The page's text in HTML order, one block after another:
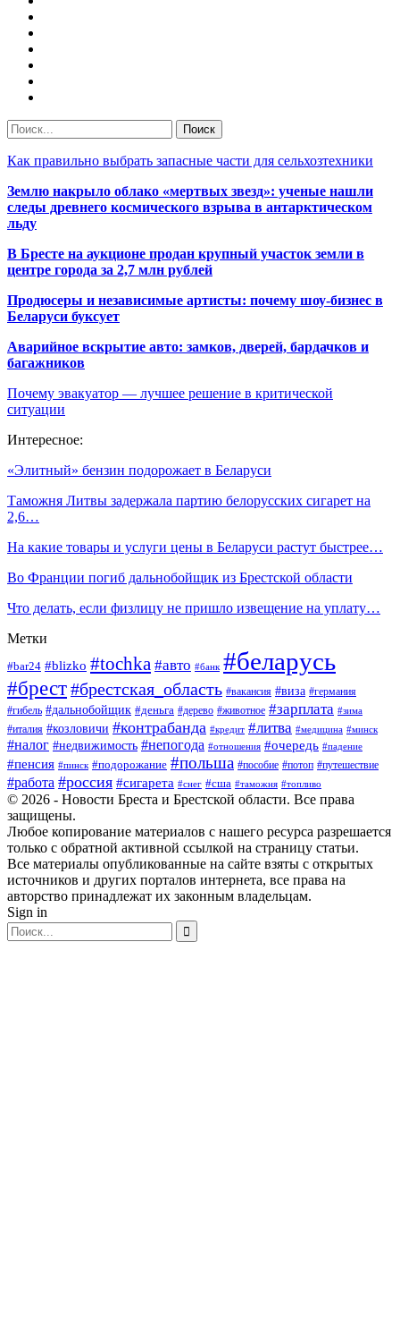
Как правильно выбрать запасные части для сельхозтехники
Землю накрыло облако «мертвых звезд»: ученые нашли
следы древнего космического взрыва в антарктическом
льду
В Бресте на аукционе продан крупный участок земли в
центре города за 2,7 млн рублей
Продюсеры и независимые артисты: почему шоу-бизнес в
Беларуси буксует
Аварийное вскрытие авто: замков, дверей, бардачков и
багажников
Почему эвакуатор — лучшее решение в критической
ситуации
Интересное:
«Элитный» бензин подорожает в Беларуси
Таможня Литвы задержала партию белорусских сигарет на
2,6…
На какие товары и услуги цены в Беларуси растут быстрее…
Во Франции погиб дальнобойщик из Брестской области
Что делать, если физлицу не пришло извещение на уплату…
Метки
#bar24 #blizko #tochka #авто #банк #беларусь
#брест#брестская_область #вакансия #виза #германия
#гибель #дальнобойщик #деньга #дерево #животное #зарплата #зима
#италия #козловичи #контрабанда #кредит #литва #медицина #минск
#налог #недвижимость #непогода #отношения #очередь #падение
#пенсия #пинск #подорожание #польша #пособие #потоп #путешествие
#работа #россия #сигарета #снег #сша #таможня #топливо
© 2026 - Новости Бреста и Брестской области. Все права
защищены.
Любое копирование материалов с нашего ресурса разрешается
только с обратной активной ссылкой на страницу статьи.
Все материалы опубликованные на сайте взяты с открытых
источников и других порталов интернета, все права на
авторство принадлежат их законным владельцам.
Sign in